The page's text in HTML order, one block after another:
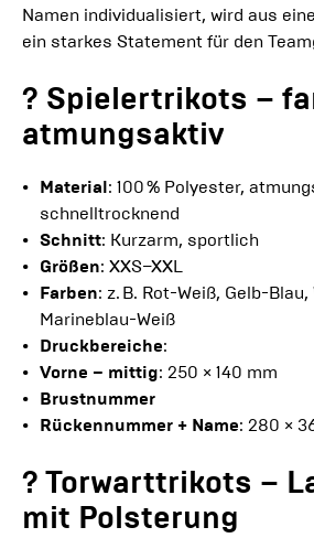
Namen individualisiert, wird aus
ein starkes Statement für den
? Spielertrikots –
atmungsaktiv
Material: 100 % Polyester,
schnelltrocknend
Schnitt: Kurzarm, sportlich
Größen: XXS–XXL
Farben: z. B. Rot-Weiß, Gelb-
Marineblau-Weiß
Druckbereiche:
Vorne – mittig: 250 × 140 mm
Brustnummer
Rückennummer + Name: 280 ×
? Torwarttrikots –
mit Polsterung